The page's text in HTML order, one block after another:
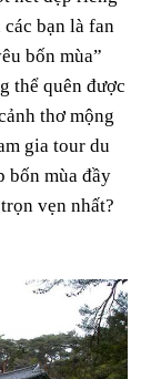
bạn là fan
bốn mùa”
thể quên được
thơ mộng
gia tour du
bốn mùa đầy
vẹn nhất?